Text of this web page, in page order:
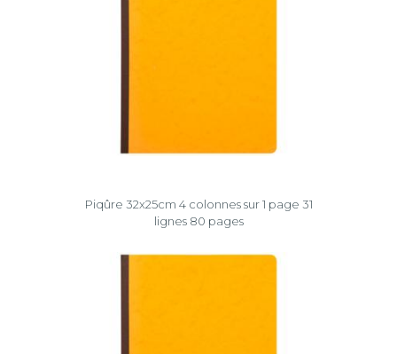
Piqûre 32x25cm 4 colonnes sur 1 page 31
lignes 80 pages